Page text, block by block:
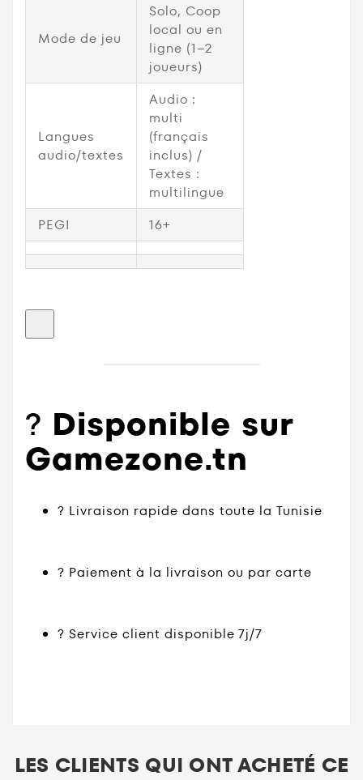
Mode de jeu
Solo, Coop
local ou en
ligne (1–2
joueurs)
Langues
audio/textes
Audio :
multi
(français
inclus) /
Textes :
multilingue
PEGI
16+
? Disponible sur
Gamezone.tn
? Livraison rapide dans toute la Tunisie
? Paiement à la livraison ou par carte
? Service client disponible 7j/7
LES CLIENTS QUI ONT ACHETÉ CE